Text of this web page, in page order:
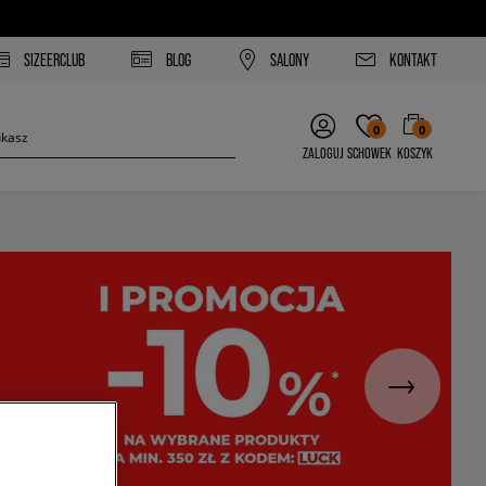
SIZEERCLUB BLOG SALONY KONTAKT
ZALOGUJ
0
SCHOWEK
0
KOSZYK